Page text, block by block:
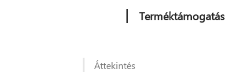
Terméktámogatás
Áttekintés